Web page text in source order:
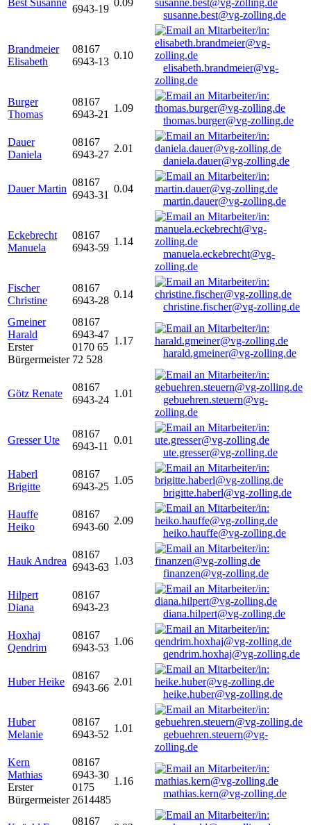
Best Susanne
6943-19
0.09
susanne.best@vg-zolling.de
Brandmeier
Elisabeth
08167
6943-13
0.10
elisabeth.brandmeier@vg-
zolling.de
Burger
Thomas
08167
6943-21
1.09
thomas.burger@vg-zolling.de
Dauer
Daniela
08167
6943-27
2.01
daniela.dauer@vg-zolling.de
Dauer Martin
08167
6943-31
0.04
martin.dauer@vg-zolling.de
Eckebrecht
Manuela
08167
6943-59
1.14
manuela.eckebrecht@vg-
zolling.de
Fischer
Christine
08167
6943-28
0.14
christine.fischer@vg-zolling.de
Gmeiner
Harald
Erster
Bürgermeister
08167
6943-47
0170 65
72 528
1.17
harald.gmeiner@vg-zolling.de
Götz Renate
08167
6943-24
1.01
gebuehren.steuern@vg-
zolling.de
Gresser Ute
08167
6943-11
0.01
ute.gresser@vg-zolling.de
Haberl
Brigitte
08167
6943-25
1.05
brigitte.haberl@vg-zolling.de
Hauffe
Heiko
08167
6943-60
2.09
heiko.hauffe@vg-zolling.de
Hauk Andrea
08167
6943-63
1.03
finanzen@vg-zolling.de
Hilpert
Diana
08167
6943-23
diana.hilpert@vg-zolling.de
Hoxhaj
Qendrim
08167
6943-53
1.06
qendrim.hoxhaj@vg-zolling.de
Huber Heike
08167
6943-66
2.01
heike.huber@vg-zolling.de
Huber
Melanie
08167
6943-52
1.01
gebuehren.steuern@vg-
zolling.de
Kern
Mathias
Erster
Bürgermeister
08167
6943-30
0175
2614485
1.16
mathias.kern@vg-zolling.de
08167